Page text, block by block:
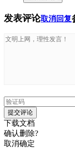
发表评论取消回复
提交评论
下载文档
确认删除?
取消确定